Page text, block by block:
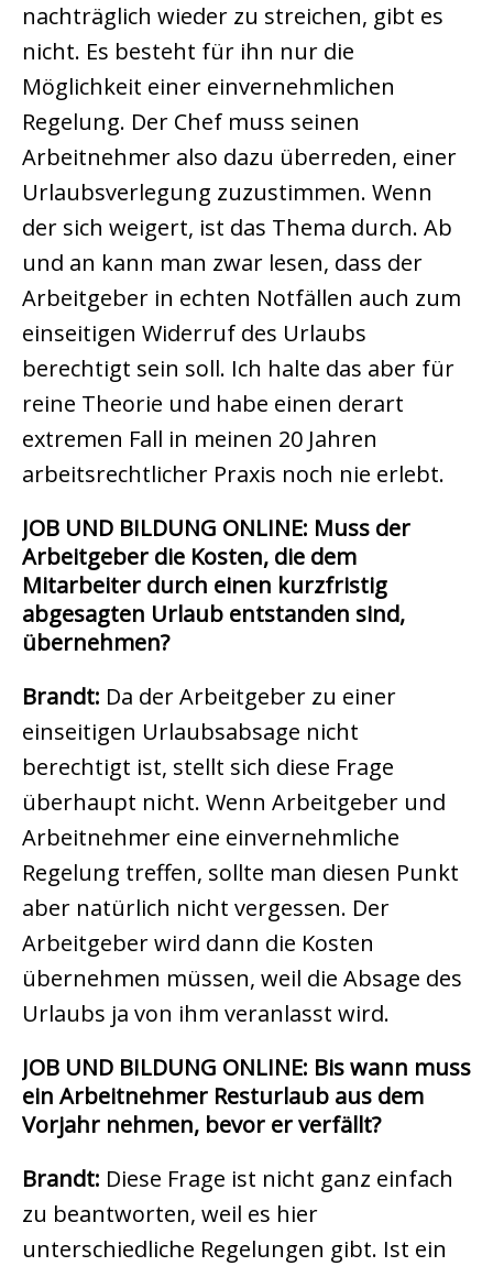
nachträglich wieder zu streichen, gibt es
nicht. Es besteht für ihn nur die
Möglichkeit einer einvernehmlichen
Regelung. Der Chef muss seinen
Arbeitnehmer also dazu überreden, einer
Urlaubsverlegung zuzustimmen. Wenn
der sich weigert, ist das Thema durch. Ab
und an kann man zwar lesen, dass der
Arbeitgeber in echten Notfällen auch zum
einseitigen Widerruf des Urlaubs
berechtigt sein soll. Ich halte das aber für
reine Theorie und habe einen derart
extremen Fall in meinen 20 Jahren
arbeitsrechtlicher Praxis noch nie erlebt.
JOB UND BILDUNG ONLINE: Muss der
Arbeitgeber die Kosten, die dem
Mitarbeiter durch einen kurzfristig
abgesagten Urlaub entstanden sind,
übernehmen?
Brandt: Da der Arbeitgeber zu einer
einseitigen Urlaubsabsage nicht
berechtigt ist, stellt sich diese Frage
überhaupt nicht. Wenn Arbeitgeber und
Arbeitnehmer eine einvernehmliche
Regelung treffen, sollte man diesen Punkt
aber natürlich nicht vergessen. Der
Arbeitgeber wird dann die Kosten
übernehmen müssen, weil die Absage des
Urlaubs ja von ihm veranlasst wird.
JOB UND BILDUNG ONLINE: Bis wann muss
ein Arbeitnehmer Resturlaub aus dem
Vorjahr nehmen, bevor er verfällt?
Brandt: Diese Frage ist nicht ganz einfach
zu beantworten, weil es hier
unterschiedliche Regelungen gibt. Ist ein